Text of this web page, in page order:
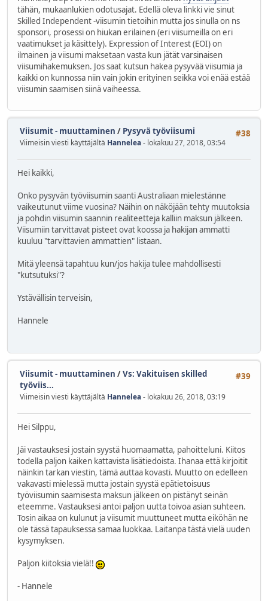
tähän, mukaanlukien odotusajat. Edellä oleva linkki vie sinut
Skilled Independent -viisumin tietoihin mutta jos sinulla on ns
sponsori, prosessi on hiukan erilainen (eri viisumeilla on eri
vaatimukset ja käsittely). Expression of Interest (EOI) on
ilmainen ja viisumi maksetaan vasta kun jätät varsinaisen
viisumihakemuksen. Jos saat kutsun hakea pysyvää viisumia ja
kaikki on kunnossa niin vain jokin erityinen seikka voi enää estää
viisumin saamisen siinä vaiheessa.
#38
Viisumit - muuttaminen / Pysyvä työviisumi
Viimeisin viesti käyttäjältä Hannelea- lokakuu 27, 2018, 03:54
Hei kaikki,
Onko pysyvän työviisumin saanti Australiaan mielestänne
vaikeutunut viime vuosina? Näihin on näköjään tehty muutoksia
ja pohdin viisumin saannin realiteetteja kalliin maksun jälkeen.
Viisumiin tarvittavat pisteet ovat koossa ja hakijan ammatti
kuuluu "tarvittavien ammattien" listaan.
Mitä yleensä tapahtuu kun/jos hakija tulee mahdollisesti
"kutsutuksi"?
Ystävällisin terveisin,
Hannele
#39
Viisumit - muuttaminen /Vs: Vakituisen skilled
työviis...
Viimeisin viesti käyttäjältä Hannelea- lokakuu 26, 2018, 03:19
Hei Silppu,
Jäi vastauksesi jostain syystä huomaamatta, pahoitteluni. Kiitos
todella paljon kaiken kattavista lisätiedoista. Ihanaa että kirjoitit
näinkin tarkan viestin, tämä auttaa kovasti. Muutto on edelleen
vakavasti mielessä mutta jostain syystä epätietoisuus
työviisumin saamisesta maksun jälkeen on pistänyt seinän
eteemme. Vastauksesi antoi paljon uutta toivoa asian suhteen.
Tosin aikaa on kulunut ja viisumit muuttuneet mutta eiköhän ne
ole tässä tapauksessa samaa luokkaa. Laitanpa tästä vielä uuden
kysymyksen.
Paljon kiitoksia vielä!!
- Hannele